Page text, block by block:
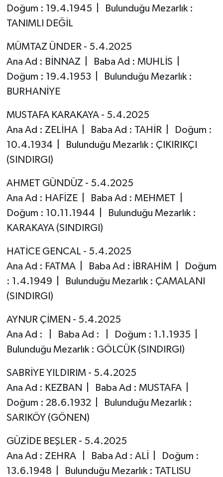
Doğum : 19.4.1945 | Bulunduğu Mezarlık :
TANIMLI DEĞİL
MÜMTAZ ÜNDER - 5.4.2025
Ana Ad : BİNNAZ | Baba Ad : MUHLİS |
Doğum : 19.4.1953 | Bulunduğu Mezarlık :
BURHANİYE
MUSTAFA KARAKAYA - 5.4.2025
Ana Ad : ZELİHA | Baba Ad : TAHİR | Doğum :
10.4.1934 | Bulunduğu Mezarlık : ÇIKIRIKÇI
(SINDIRGI)
AHMET GÜNDÜZ - 5.4.2025
Ana Ad : HAFİZE | Baba Ad : MEHMET |
Doğum : 10.11.1944 | Bulunduğu Mezarlık :
KARAKAYA (SINDIRGI)
HATİCE GENCAL - 5.4.2025
Ana Ad : FATMA | Baba Ad : İBRAHİM | Doğum
: 1.4.1949 | Bulunduğu Mezarlık : ÇAMALANI
(SINDIRGI)
AYNUR ÇİMEN - 5.4.2025
Ana Ad : | Baba Ad : | Doğum : 1.1.1935 |
Bulunduğu Mezarlık : GÖLCÜK (SINDIRGI)
SABRİYE YILDIRIM - 5.4.2025
Ana Ad : KEZBAN | Baba Ad : MUSTAFA |
Doğum : 28.6.1932 | Bulunduğu Mezarlık :
SARIKÖY (GÖNEN)
GÜZİDE BEŞLER - 5.4.2025
Ana Ad : ZEHRA | Baba Ad : ALİ | Doğum :
13.6.1948 | Bulunduğu Mezarlık : TATLISU